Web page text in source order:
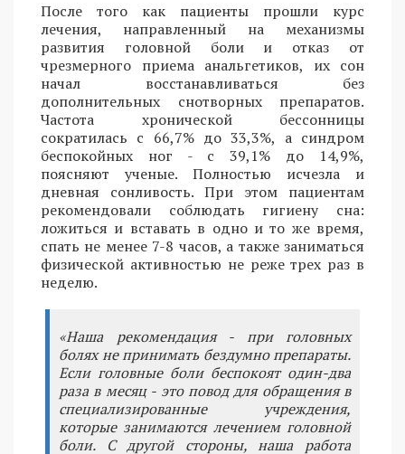
После того как пациенты прошли курс
лечения, направленный на механизмы
развития головной боли и отказ от
чрезмерного приема анальгетиков, их сон
начал восстанавливаться без
дополнительных снотворных препаратов.
Частота хронической бессонницы
сократилась с 66,7% до 33,3%, а синдром
беспокойных ног - с 39,1% до 14,9%,
поясняют ученые. Полностью исчезла и
дневная сонливость. При этом пациентам
рекомендовали соблюдать гигиену сна:
ложиться и вставать в одно и то же время,
спать не менее 7-8 часов, а также заниматься
физической активностью не реже трех раз в
неделю.
«Наша рекомендация - при головных
болях не принимать бездумно препараты.
Если головные боли беспокоят один-два
раза в месяц - это повод для обращения в
специализированные учреждения,
которые занимаются лечением головной
боли. С другой стороны, наша работа